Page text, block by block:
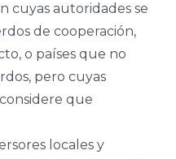
cuyas autoridades se
de cooperación,
o países que no
pero cuyas
que
locales y